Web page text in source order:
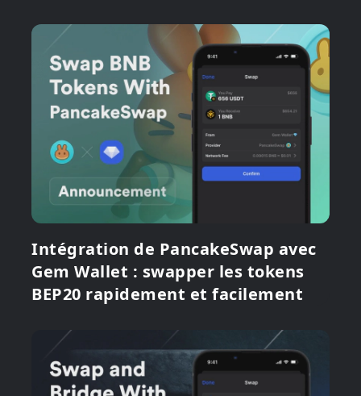
Intégration de PancakeSwap avec
Gem Wallet : swapper les tokens
BEP20 rapidement et facilement